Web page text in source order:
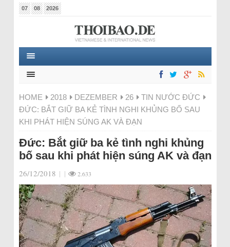
07 08 2026
HOME 2018 DEZEMBER 26
TIN NƯỚC ĐỨC
ĐỨC: BẮT GIỮ BA KẺ TÌNH NGHI KHỦNG BỐ SAU
KHI PHÁT HIỆN SÚNG AK VÀ ĐẠN
Đức: Bắt giữ ba kẻ tình nghi khủng
bố sau khi phát hiện súng AK và đạn
26/12/2018 | | 2.633